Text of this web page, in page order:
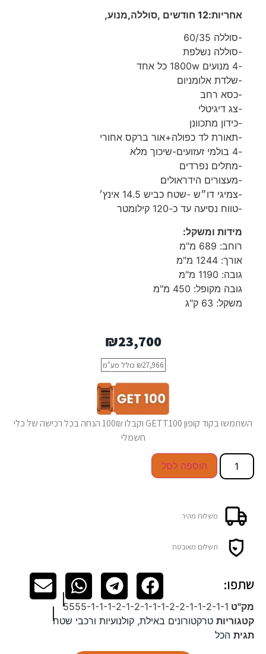
אחריות:12 חודשים ,סוללה,מנוע,
-סוללה 60/35
-סוללה נשלפת
-4 מנועים 1800w כל אחד
-שלדת אלומניום
-כסא רחב
-צג דיגיטלי
-כידון מתכוונן
-תאורת לד כפולה+אור ברקס אחורי
-4 בולמי זעזועים-שיכוך מלא
-מתלים נפרדים
-מעצורים הידראולים
-צמיגי דו״ש -שטח כביש 14.5 אינץ׳
-טווח נסיעה עד כ-120 קילומטר
מידות ומשקל:
רוחב: 689 מ"מ
אורך: 1244 מ"מ
גובה: 1190 מ"מ
גובה מקופל: 450 מ"מ
משקל: 63 ק"ג
₪23,700
₪27,966 כולל מע"מ
השתמשו בקוד קופון GETT100 וקבלו 100₪ הנחה בכל רכישה של כלי
חשמלי
הוספה לסל
משלוח מהיר.
תשלום מאובטח.
שתפו:
מק"ט 5555-1-1-1-2-1-2-1-1-1-2-2-1-1-2-1-1
קטגוריות טרקטורונים באילת, קולנועיות ורכבי שטח
תגית הכל